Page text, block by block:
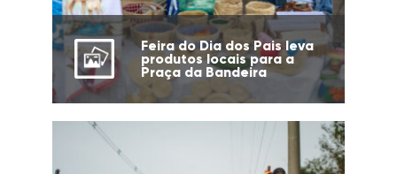
Feira do Dia dos Pais leva
produtos locais para a
Praça da Bandeira